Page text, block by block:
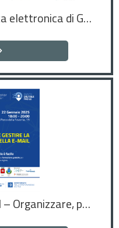
Gmail - il servizio di posta elettronica di Google
Gestire la casella e-mail – Organizzare, proteggere e usare la posta elettronica in modo efficace